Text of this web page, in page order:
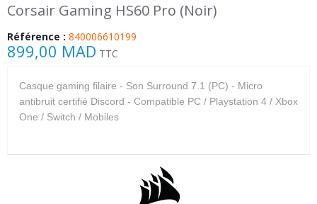
Corsair Gaming HS60 Pro (Noir)
Référence : 840006610199
899,00 MAD TTC
Casque gaming filaire - Son Surround 7.1 (PC) - Micro
antibruit certifié Discord - Compatible PC / Playstation 4 / Xbox
One / Switch / Mobiles